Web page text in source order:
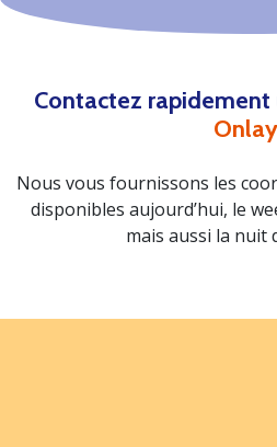
Contactez
Onlay
Nous vous fournissons les
disponibles aujourd’hui, le
mais aussi la nuit